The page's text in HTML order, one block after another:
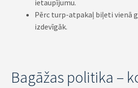
ietaupījumu.
Pērc turp-atpakaļ biļeti vienā
izdevīgāk.
Bagāžas politika –